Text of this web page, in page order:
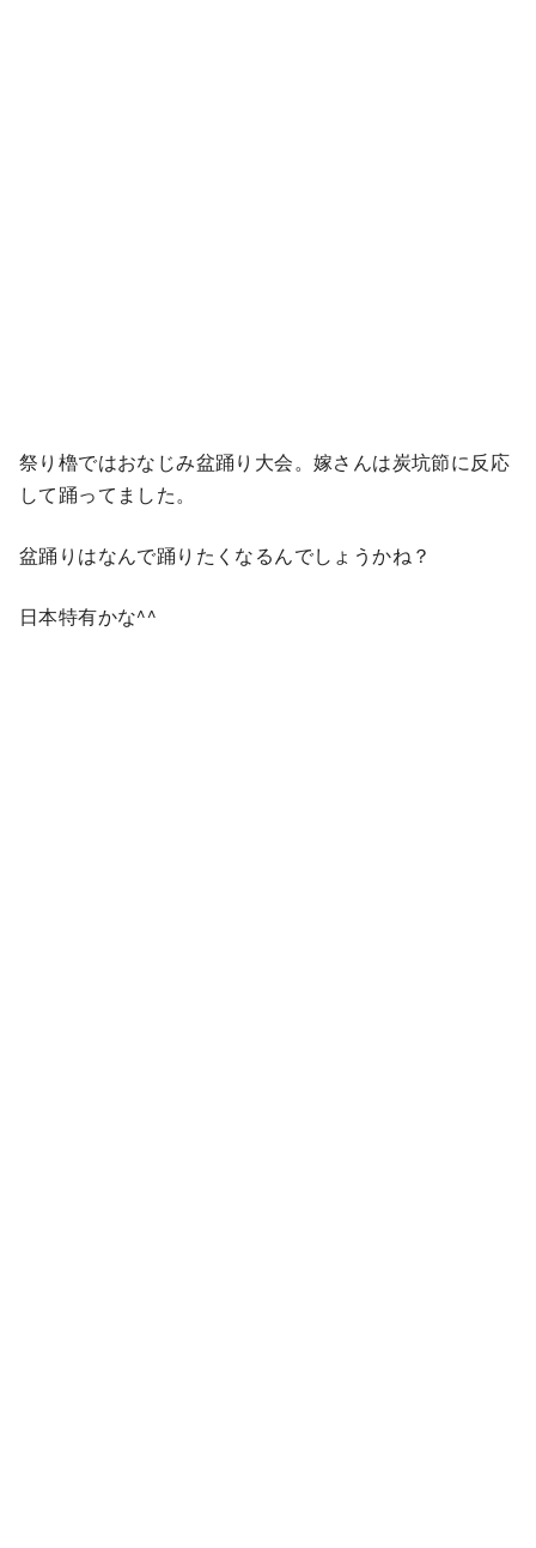
祭り櫓ではおなじみ盆踊り大会。嫁さんは炭坑節に反応
して踊ってました。
盆踊りはなんで踊りたくなるんでしょうかね？
日本特有かな^^